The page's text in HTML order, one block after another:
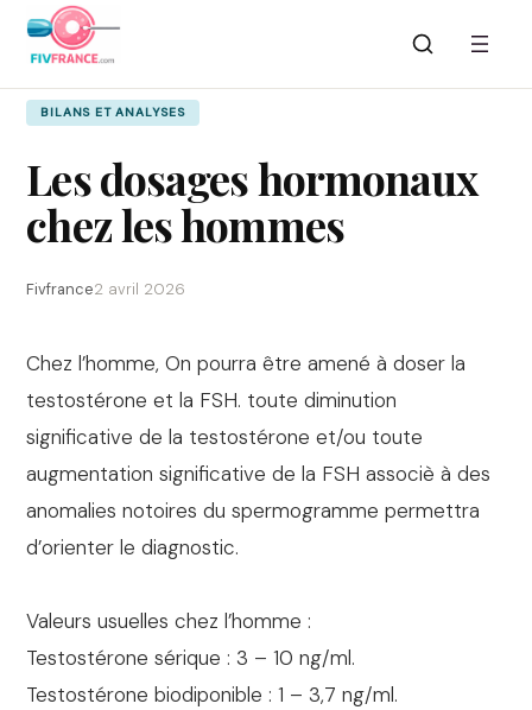
Aller
BILANS ET ANALYSES
Les dosages hormonaux
chez les hommes
Fivfrance2 avril 2026
Chez l’homme, On pourra être amené à doser la
testostérone et la FSH. toute diminution
significative de la testostérone et/ou toute
augmentation significative de la FSH associè à des
anomalies notoires du spermogramme permettra
d’orienter le diagnostic.
Valeurs usuelles chez l’homme :
Testostérone sérique : 3 – 10 ng/ml.
Testostérone biodiponible : 1 – 3,7 ng/ml.